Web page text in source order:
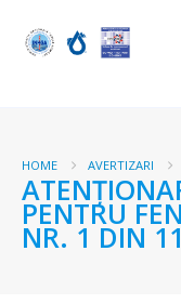
HOME AVERTIZARI
PENTRU
NR. 1 DIN